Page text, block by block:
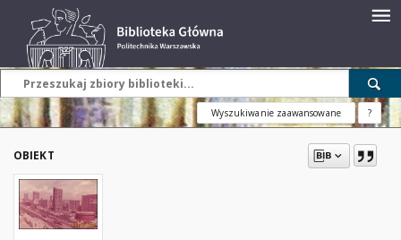
Wyszukiwanie zaawansowane ?
OBIEKT